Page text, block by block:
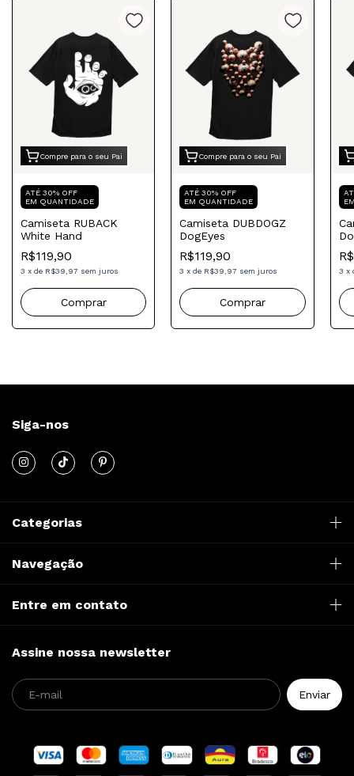
Compre para o seu Pai
ATÉ 30% OFF
EM QUANTIDADE
Camiseta RUBACK
White Hand
R$119,90
3 x de R$39,97 sem juros
Comprar
Compre para o seu Pai
ATÉ 30% OFF
EM QUANTIDADE
Camiseta DUBDOGZ
DogEyes
R$119,90
3 xde R$39,97 sem juros
Comprar
3 x
Siga-nos
Categorias
Navegação
Entre em contato
Assine nossa newsletter